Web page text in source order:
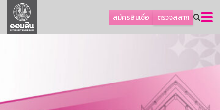
สมัครสินเชื่อ ตรวจสลาก
ลูกค้าธุรกิจ
ลูกค้าผู้ประกอบรายย่อย
การพัฒนาที่ยั่งยืน